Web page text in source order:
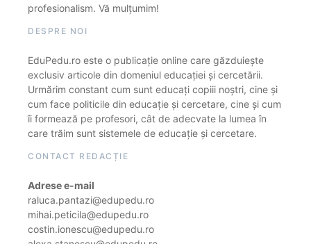
profesionalism. Vă mulțumim!
DESPRE NOI
EduPedu.ro este o publicație online care găzduiește
exclusiv articole din domeniul educației și cercetării.
Urmărim constant cum sunt educați copiii noștri, cine și
cum face politicile din educație și cercetare, cine și cum
îi formează pe profesori, cât de adecvate la lumea în
care trăim sunt sistemele de educație și cercetare.
CONTACT REDACȚIE
Adrese e-mail
raluca.pantazi@edupedu.ro
mihai.peticila@edupedu.ro
costin.ionescu@edupedu.ro